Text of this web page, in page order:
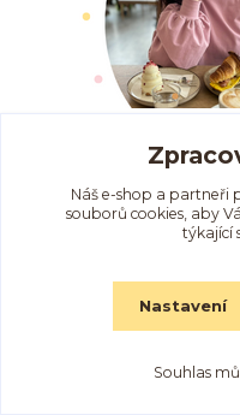
O MNĚ, O
Ahoj, tak to jsem já,
DEWEWE pro Tebe
maminka a part...
Zobrazit
Náš e-shop a partneři
souborů cookies, aby
týkající
Nastavení
Souhlas